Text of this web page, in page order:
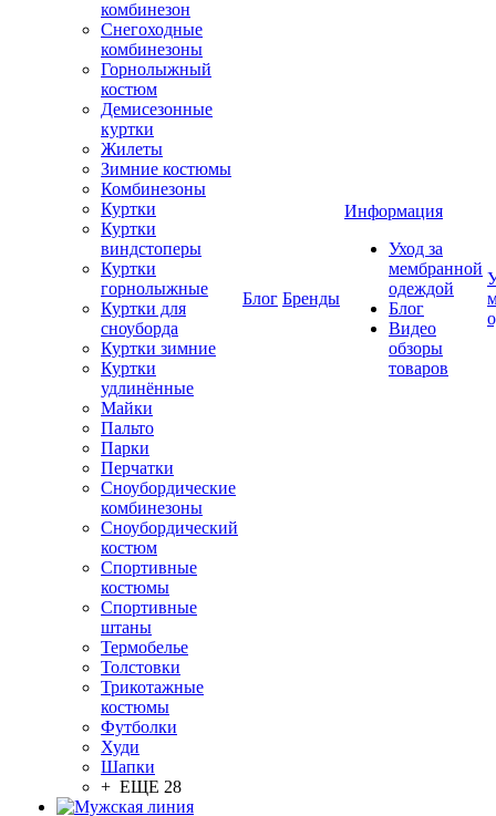
комбинезон
Снегоходные
комбинезоны
Горнолыжный
костюм
Демисезонные
куртки
Жилеты
Зимние костюмы
Комбинезоны
Куртки
Куртки
виндстоперы
Куртки
горнолыжные
Куртки для
сноуборда
Куртки зимние
Куртки
удлинённые
Майки
Пальто
Парки
Перчатки
Сноубордические
комбинезоны
Сноубордический
костюм
Спортивные
костюмы
Спортивные
штаны
Термобелье
Толстовки
Трикотажные
костюмы
Футболки
Худи
Шапки
+ ЕЩЕ 28
Блог Бренды
Информация
Уход за
мембранной
одеждой
Блог
Видео
обзоры
товаров